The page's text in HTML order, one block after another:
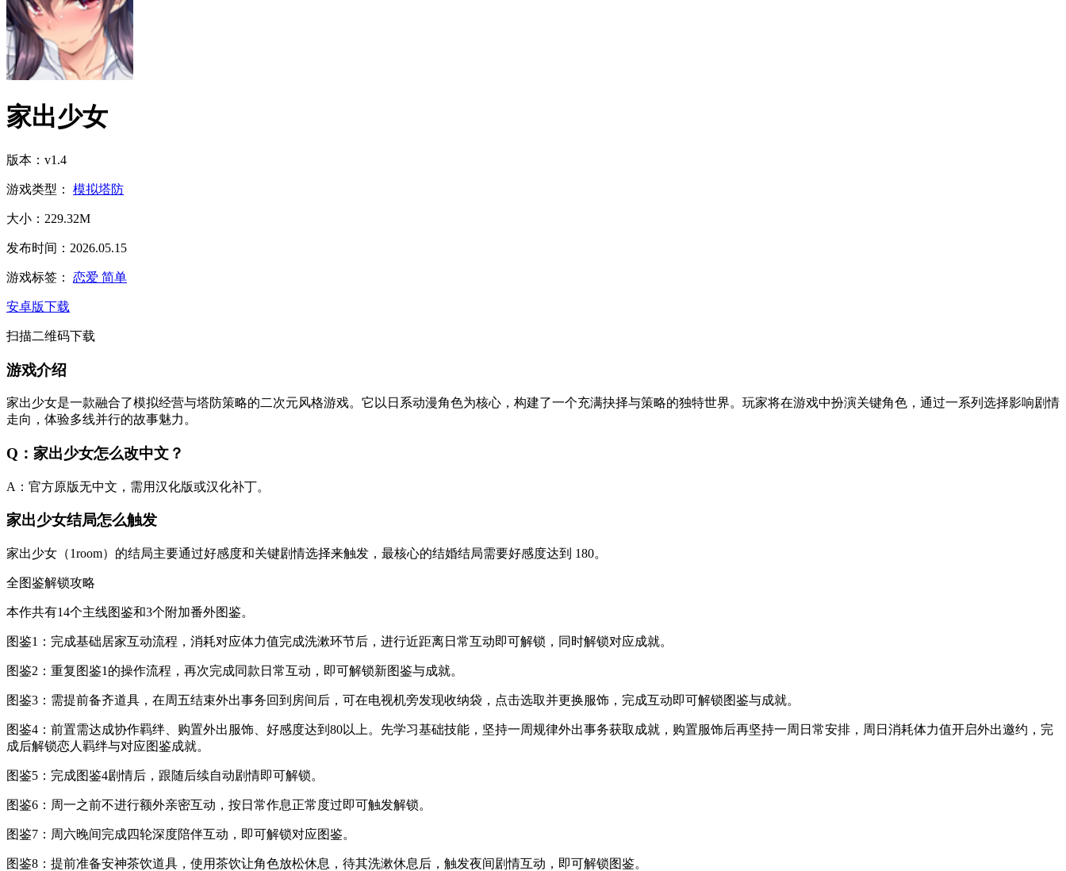
家出少女
版本：v1.4
游戏类型： 模拟塔防
大小：229.32M
发布时间：2026.05.15
游戏标签： 恋爱 简单
安卓版下载
扫描二维码下载
游戏介绍
家出少女是一款融合了模拟经营与塔防策略的二次元风格游戏。它以日系动漫角色为核心，构建了一个充满抉择与策略的独特世界。玩家将在游戏中扮演关键角色，通过一系列选择影响剧情
走向，体验多线并行的故事魅力。
Q：家出少女怎么改中文？
A：官方原版无中文，需用汉化版或汉化补丁。
家出少女结局怎么触发
家出少女‌（1room）的结局主要通过‌好感度‌和‌关键剧情选择‌来触发，最核心的结婚结局需要好感度达到 180。‌‌‌
全图鉴解锁攻略
本作共有14个主线图鉴和3个附加番外图鉴。
图鉴1：完成基础居家互动流程，消耗对应体力值完成洗漱环节后，进行近距离日常互动即可解锁，同时解锁对应成就。
图鉴2：重复图鉴1的操作流程，再次完成同款日常互动，即可解锁新图鉴与成就。
图鉴3：需提前备齐道具，在周五结束外出事务回到房间后，可在电视机旁发现收纳袋，点击选取并更换服饰，完成互动即可解锁图鉴与成就。
图鉴4：前置需达成协作羁绊、购置外出服饰、好感度达到80以上。先学习基础技能，坚持一周规律外出事务获取成就，购置服饰后再坚持一周日常安排，周日消耗体力值开启外出邀约，完
成后解锁恋人羁绊与对应图鉴成就。
图鉴5：完成图鉴4剧情后，跟随后续自动剧情即可解锁。
图鉴6：周一之前不进行额外亲密互动，按日常作息正常度过即可触发解锁。
图鉴7：周六晚间完成四轮深度陪伴互动，即可解锁对应图鉴。
图鉴8：提前准备安神茶饮道具，使用茶饮让角色放松休息，待其洗漱休息后，触发夜间剧情互动，即可解锁图鉴。